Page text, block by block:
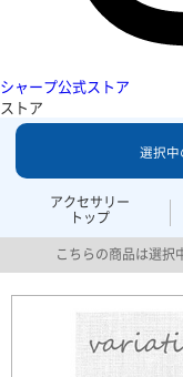
シャープ公式ストア
ストア
アクセサリー
トップ
選択中
こちらの商品は選択